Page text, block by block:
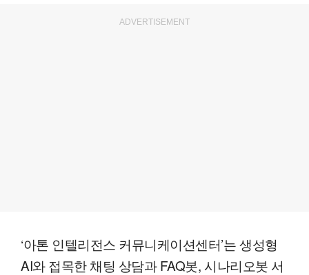
ADVERTISEMENT
‘아톤 인텔리전스 커뮤니케이션센터’는 생성형
AI와 접목한 채팅 상담과 FAQ봇, 시나리오봇 서